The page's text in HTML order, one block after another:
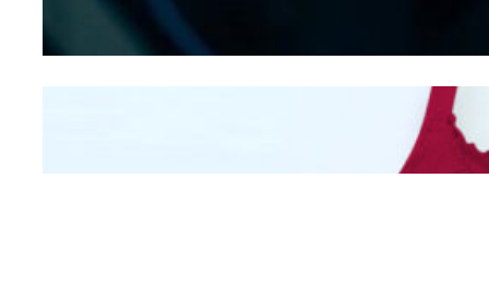
Mengintip Kepribadian
Wanita Dari Warna Bra